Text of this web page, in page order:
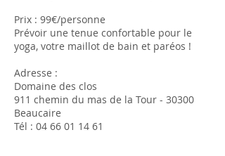
Prix : 99€/personne
Prévoir une tenue confortable pour le
yoga, votre maillot de bain et paréos !
Adresse :
Domaine des clos
911 chemin du mas de la Tour - 30300
Beaucaire
Tél : 04 66 01 14 61